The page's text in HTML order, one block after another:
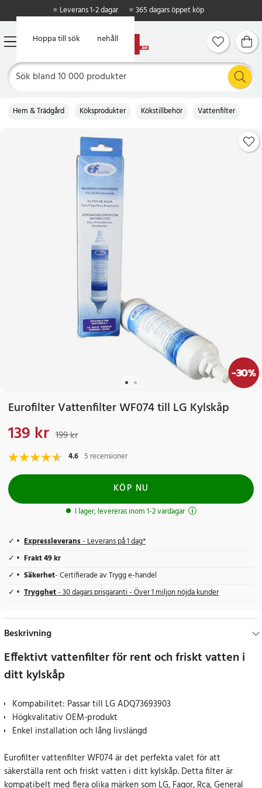
Hoppa till huvudinnehåll
Hoppa till sök
⭐ Leverans 1-2 dagar ⭐ 365 dagars öppet köp
Hem & Trädgård Köksprodukter Kökstillbehör Vattenfilter
-30%
Eurofilter Vattenfilter WF074 till LG Kylskåp
Nuvarande pris
139 kr 199 kr
4.6 5 recensioner
KÖP NU
I lager, levereras inom 1-2 vardagar
Expressleverans- Leverans på 1 dag*
Frakt 49 kr
Säkerhet- Certifierade av Trygg e-handel
Trygghet- 30 dagars prisgaranti - Över 1 miljon nöjda kunder
Beskrivning
Effektivt vattenfilter för rent och friskt vatten i
ditt kylskåp
Kompabilitet: Passar till LG ADQ73693903
Högkvalitativ OEM-produkt
Enkel installation och lång livslängd
Eurofilter vattenfilter WF074 är det perfekta valet för att
säkerställa rent och friskt vatten i ditt kylskåp. Detta filter är
kompatibelt med flera olika märken som LG, Fagor, Rca, General